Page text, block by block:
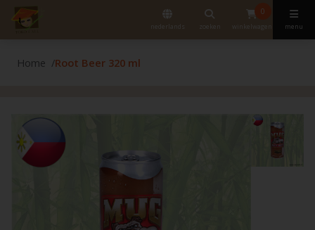
nederlands zoeken
0
winkelwagen menu
Home Root Beer 320 ml